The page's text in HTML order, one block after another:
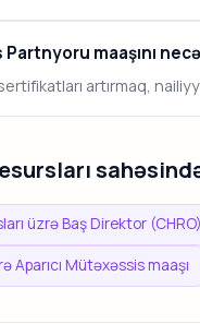
Partnyoru maaşını
artırmaq,
üzrə Baş Direktor
Aparıcı Mütəxəssis maaşı